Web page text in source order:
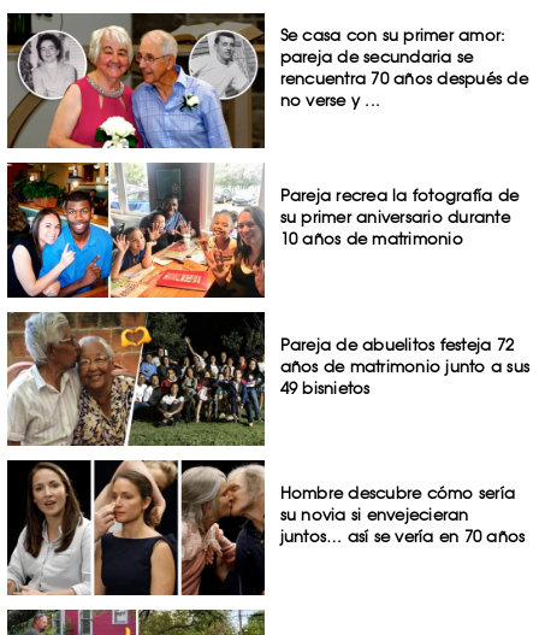
Se casa con su primer amor:
pareja de secundaria se
rencuentra 70 años después de
no verse y ...
Pareja recrea la fotografía de
su primer aniversario durante
10 años de matrimonio
Pareja de abuelitos festeja 72
años de matrimonio junto a sus
49 bisnietos
Hombre descubre cómo sería
su novia si envejecieran
juntos… así se vería en 70 años